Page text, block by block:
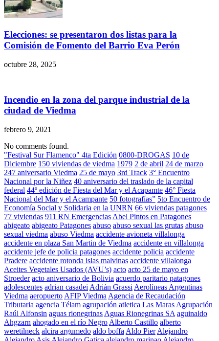
Elecciones: se presentaron dos listas para la
Comisión de Fomento del Barrio Eva Perón
octubre 28, 2025
Incendio en la zona del parque industrial de la
ciudad de Viedma
febrero 9, 2021
No comments found.
"Festival Sur Flamenco" 4ta Edición 0800-DROGAS 10 de
Diciembre 150 viviendas de viedma 1979 2 de abril 24 de marzo
247 aniversario Viedma 25 de mayo 3rd Track 3° Encuentro
Nacional por la Niñez 40 aniversario del traslado de la capital
federal 44º edición de Fiesta del Mar y el Acapamte 46° Fiesta
Nacional del Mar y el Acampante 50 fotografías” 5to Encuentro de
Economía Social y Solidaria en la UNRN 66 viviendas patagones
77 viviendas 911 RN Emergencias Abel Pintos en Patagones
abigeato abigeato Patagones abuso abuso sexual las grutas abuso
sexual viedma abuso Viedma accidente avioneta villalonga
accidente en plaza San Martin de Viedma accidente en villalonga
accidente jefe de policia patagones accidente policia accidente
Pradere accidente rotonda islas malvinas accidente villalonga
Aceites Vegetales Usados (AVU’s) acto acto 25 de mayo en
Stroeder acto aniversario de Bolivia acuerdo paritario patagones
adolescentes adrian casadei Adrián Grassi Aerolíneas Argentinas
Viedma aeropuerto AFIP Viedma Agencia de Recaudación
Tributaria agencia Télam agrupación atletica Las Maras Agrupación
Raúl Alfonsin aguas rionegrinas Aguas Rionegrinas SA aguinaldo
Ahgzarn ahogado en el río Negro Alberto Castillo alberto
weretilneck alcira argumedo aldo boffa Aldo Pier Alejandro